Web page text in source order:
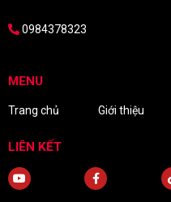
0984378323
MENU
Trang chủ Giới thiệu
LIÊN KẾT